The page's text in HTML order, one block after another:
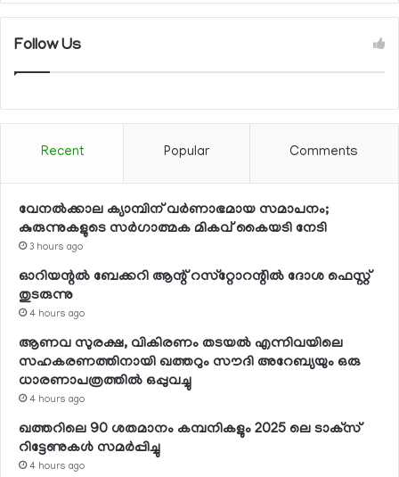
Follow Us
Recent Popular Comments
വേനല്‍ക്കാല ക്യാമ്പിന് വര്‍ണാഭമായ സമാപനം;
കുരുന്നുകളുടെ സര്‍ഗാത്മക മികവ് കൈയടി നേടി
3 hours ago
ഓറിയന്റല്‍ ബേക്കറി ആന്റ് റസ്‌റ്റോറന്റില്‍ ദോശ ഫെസ്റ്റ്
തുടരുന്നു
4 hours ago
ആണവ സുരക്ഷ, വികിരണം തടയല്‍ എന്നിവയിലെ
സഹകരണത്തിനായി ഖത്തറും സൗദി അറേബ്യയും ഒരു
ധാരണാപത്രത്തില്‍ ഒപ്പുവച്ചു
4 hours ago
ഖത്തറിലെ 90 ശതമാനം കമ്പനികളും 2025 ലെ ടാക്‌സ്
റിട്ടേണുകള്‍ സമര്‍പ്പിച്ചു
4 hours ago